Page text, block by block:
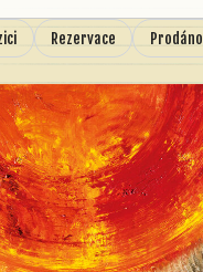
Rezervace Prodáno